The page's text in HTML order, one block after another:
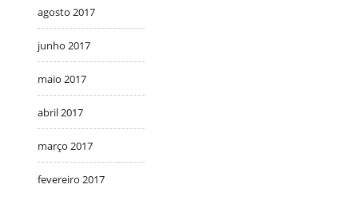
agosto 2017
junho 2017
maio 2017
abril 2017
março 2017
fevereiro 2017